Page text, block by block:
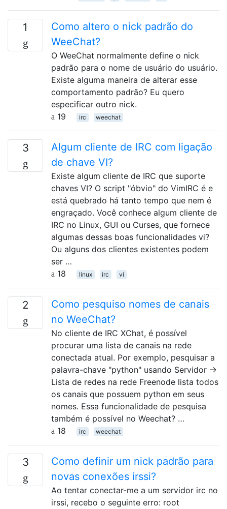
1
Como altero o nick padrão do
WeeChat?
O WeeChat normalmente define o nick
padrão para o nome de usuário do usuário.
Existe alguma maneira de alterar esse
comportamento padrão? Eu quero
especificar outro nick.
19
irc weechat
3
Algum cliente de IRC com ligação
de chave VI?
Existe algum cliente de IRC que suporte
chaves VI? O script "óbvio" do VimIRC é e
está quebrado há tanto tempo que nem é
engraçado. Você conhece algum cliente de
IRC no Linux, GUI ou Curses, que fornece
algumas dessas boas funcionalidades vi?
Ou alguns dos clientes existentes podem
ser …
18
linux irc vi
2
Como pesquiso nomes de canais
no WeeChat?
No cliente de IRC XChat, é possível
procurar uma lista de canais na rede
conectada atual. Por exemplo, pesquisar a
palavra-chave "python" usando Servidor →
Lista de redes na rede Freenode lista todos
os canais que possuem python em seus
nomes. Essa funcionalidade de pesquisa
também é possível no Weechat? …
18
irc weechat
3
Como definir um nick padrão para
novas conexões irssi?
Ao tentar conectar-me a um servidor irc no
irssi, recebo o seguinte erro: root